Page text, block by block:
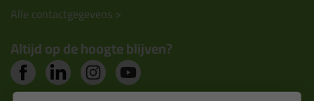
Alle contactgegevens >
Altijd op de hoogte blijven?